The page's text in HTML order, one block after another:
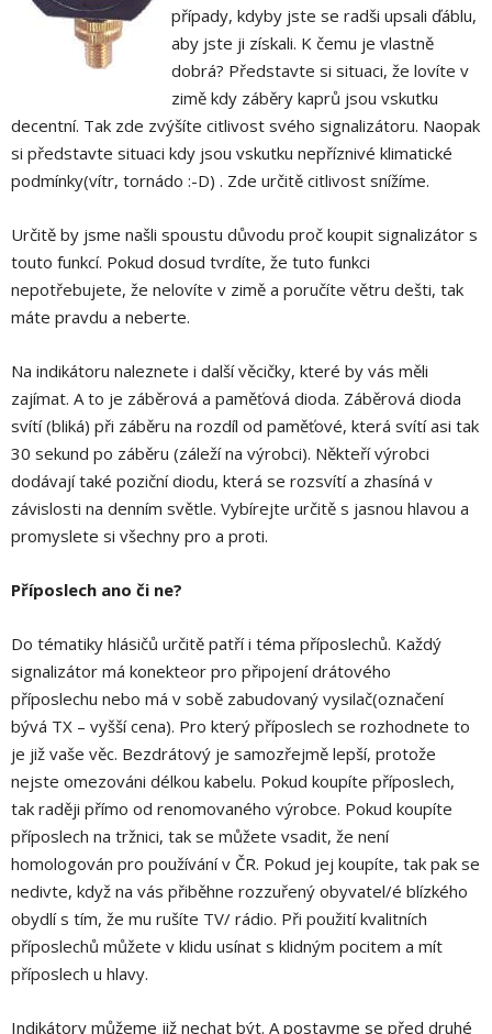
případy, kdyby jste se radši upsali ďáblu,
aby jste ji získali. K čemu je vlastně
dobrá? Představte si situaci, že lovíte v
zimě kdy záběry kaprů jsou vskutku
decentní. Tak zde zvýšíte citlivost svého signalizátoru. Naopak
si představte situaci kdy jsou vskutku nepříznivé klimatické
podmínky(vítr, tornádo :-D) . Zde určitě citlivost snížíme.
Určitě by jsme našli spoustu důvodu proč koupit signalizátor s
touto funkcí. Pokud dosud tvrdíte, že tuto funkci
nepotřebujete, že nelovíte v zimě a poručíte větru dešti, tak
máte pravdu a neberte.
Na indikátoru naleznete i další věcičky, které by vás měli
zajímat. A to je záběrová a paměťová dioda. Záběrová dioda
svítí (bliká) při záběru na rozdíl od paměťové, která svítí asi tak
30 sekund po záběru (záleží na výrobci). Někteří výrobci
dodávají také poziční diodu, která se rozsvítí a zhasíná v
závislosti na denním světle. Vybírejte určitě s jasnou hlavou a
promyslete si všechny pro a proti.
Příposlech ano či ne?
Do tématiky hlásičů určitě patří i téma příposlechů. Každý
signalizátor má konekteor pro připojení drátového
příposlechu nebo má v sobě zabudovaný vysilač(označení
bývá TX – vyšší cena). Pro který příposlech se rozhodnete to
je již vaše věc. Bezdrátový je samozřejmě lepší, protože
nejste omezováni délkou kabelu. Pokud koupíte příposlech,
tak raději přímo od renomovaného výrobce. Pokud koupíte
příposlech na tržnici, tak se můžete vsadit, že není
homologován pro používání v ČR. Pokud jej koupíte, tak pak se
nedivte, když na vás přiběhne rozzuřený obyvatel/é blízkého
obydlí s tím, že mu rušíte TV/ rádio. Při použití kvalitních
příposlechů můžete v klidu usínat s klidným pocitem a mít
příposlech u hlavy.
Indikátory můžeme již nechat být. A postavme se před druhé